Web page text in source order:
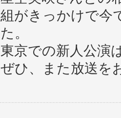
組がきっかけで今
た。
東京での新人公演
ぜひ、また放送を